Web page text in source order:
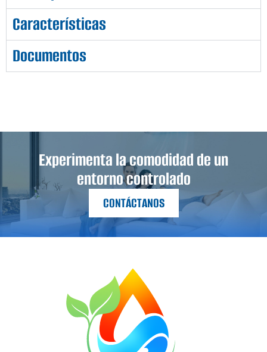
Características
Documentos
Experimenta la comodidad de un
entorno controlado
CONTÁCTANOS